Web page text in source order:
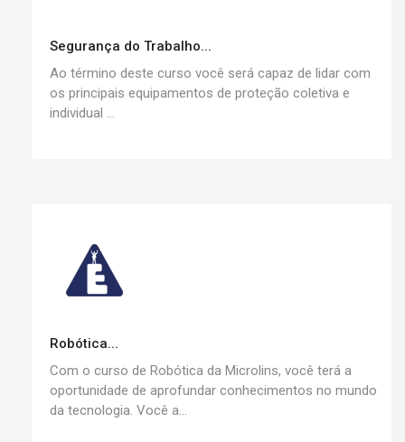
Segurança do Trabalho...
Ao término deste curso você será capaz de lidar com
os principais equipamentos de proteção coletiva e
individual ...
Robótica...
Com o curso de Robótica da Microlins, você terá a
oportunidade de aprofundar conhecimentos no mundo
da tecnologia. Você a...